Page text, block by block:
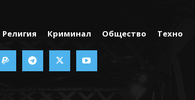
Религия Криминал Общество Техно